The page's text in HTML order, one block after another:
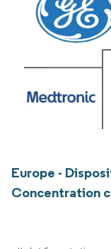
Europe -
Concentration